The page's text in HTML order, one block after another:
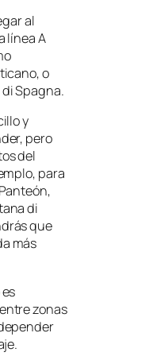
al
línea A
o
Spagna.
y
pero
del
para
di
que
más
zonas